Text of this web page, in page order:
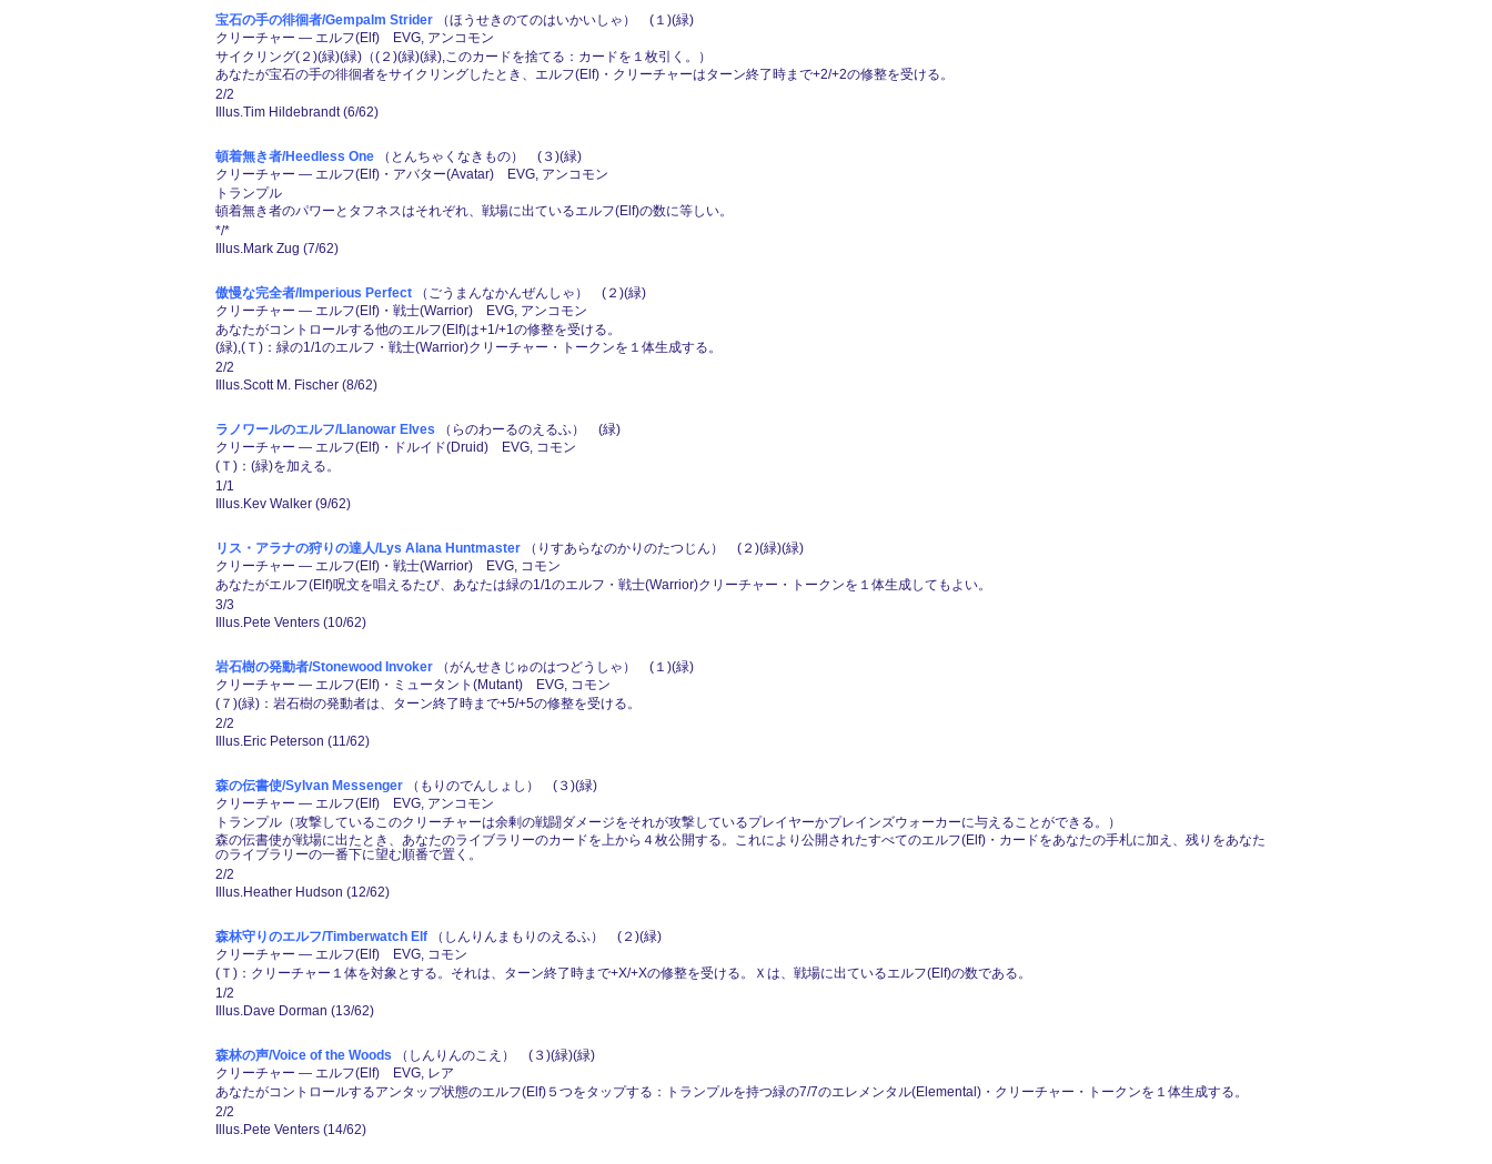
宝石の手の徘徊者/Gempalm Strider （ほうせきのてのはいかいしゃ） (１)(緑)
クリーチャー ― エルフ(Elf) EVG, アンコモン
サイクリング(２)(緑)(緑)（(２)(緑)(緑),このカードを捨てる：カードを１枚引く。）
あなたが宝石の手の徘徊者をサイクリングしたとき、エルフ(Elf)・クリーチャーはターン終了時まで+2/+2の修整を受ける。
2/2
Illus.Tim Hildebrandt (6/62)
頓着無き者/Heedless One （とんちゃくなきもの） (３)(緑)
クリーチャー ― エルフ(Elf)・アバター(Avatar) EVG, アンコモン
トランプル
頓着無き者のパワーとタフネスはそれぞれ、戦場に出ているエルフ(Elf)の数に等しい。
*/*
Illus.Mark Zug (7/62)
傲慢な完全者/Imperious Perfect （ごうまんなかんぜんしゃ） (２)(緑)
クリーチャー ― エルフ(Elf)・戦士(Warrior) EVG, アンコモン
あなたがコントロールする他のエルフ(Elf)は+1/+1の修整を受ける。
(緑),(Ｔ)：緑の1/1のエルフ・戦士(Warrior)クリーチャー・トークンを１体生成する。
2/2
Illus.Scott M. Fischer (8/62)
ラノワールのエルフ/Llanowar Elves （らのわーるのえるふ） (緑)
クリーチャー ― エルフ(Elf)・ドルイド(Druid) EVG, コモン
(Ｔ)：(緑)を加える。
1/1
Illus.Kev Walker (9/62)
リス・アラナの狩りの達人/Lys Alana Huntmaster （りすあらなのかりのたつじん） (２)(緑)(緑)
クリーチャー ― エルフ(Elf)・戦士(Warrior) EVG, コモン
あなたがエルフ(Elf)呪文を唱えるたび、あなたは緑の1/1のエルフ・戦士(Warrior)クリーチャー・トークンを１体生成してもよい。
3/3
Illus.Pete Venters (10/62)
岩石樹の発動者/Stonewood Invoker （がんせきじゅのはつどうしゃ） (１)(緑)
クリーチャー ― エルフ(Elf)・ミュータント(Mutant) EVG, コモン
(７)(緑)：岩石樹の発動者は、ターン終了時まで+5/+5の修整を受ける。
2/2
Illus.Eric Peterson (11/62)
森の伝書使/Sylvan Messenger （もりのでんしょし） (３)(緑)
クリーチャー ― エルフ(Elf) EVG, アンコモン
トランプル（攻撃しているこのクリーチャーは余剰の戦闘ダメージをそれが攻撃しているプレイヤーかプレインズウォーカーに与えることができる。）
森の伝書使が戦場に出たとき、あなたのライブラリーのカードを上から４枚公開する。これにより公開されたすべてのエルフ(Elf)・カードをあなたの手札に加え、残りをあなた
のライブラリーの一番下に望む順番で置く。
2/2
Illus.Heather Hudson (12/62)
森林守りのエルフ/Timberwatch Elf （しんりんまもりのえるふ） (２)(緑)
クリーチャー ― エルフ(Elf) EVG, コモン
(Ｔ)：クリーチャー１体を対象とする。それは、ターン終了時まで+X/+Xの修整を受ける。Ｘは、戦場に出ているエルフ(Elf)の数である。
1/2
Illus.Dave Dorman (13/62)
森林の声/Voice of the Woods （しんりんのこえ） (３)(緑)(緑)
クリーチャー ― エルフ(Elf) EVG, レア
あなたがコントロールするアンタップ状態のエルフ(Elf)５つをタップする：トランプルを持つ緑の7/7のエレメンタル(Elemental)・クリーチャー・トークンを１体生成する。
2/2
Illus.Pete Venters (14/62)